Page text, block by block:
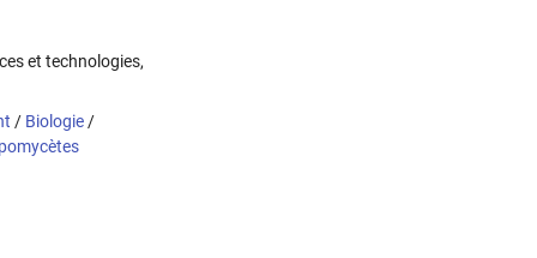
et technologies,
/ Biologie/